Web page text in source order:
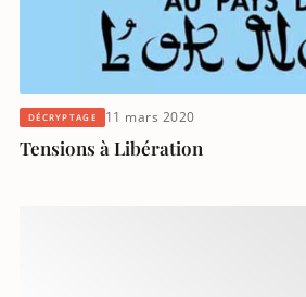
DÉCRYPTAGE 11 mars 2020
Tensions à Libération